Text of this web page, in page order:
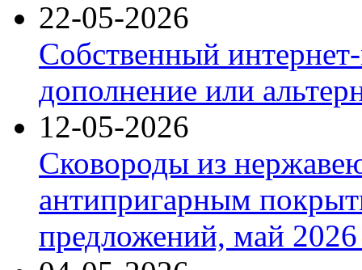
22-05-2026
Собственный
дополнение или
12-05-2026
Сковороды из
антипригарным
предложений, май 2026